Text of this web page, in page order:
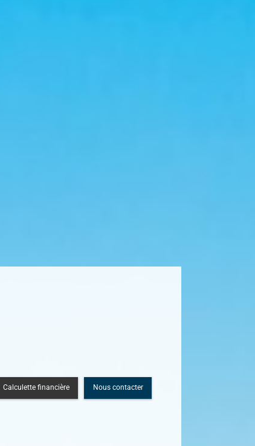
Calculette financière Nous contacter